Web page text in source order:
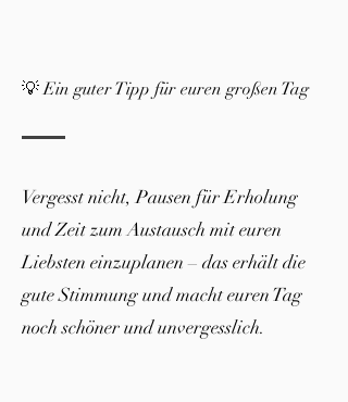
💡 Ein guter Tipp für euren großen Tag
Vergesst nicht, Pausen für Erholung
und Zeit zum Austausch mit euren
Liebsten einzuplanen – das erhält die
gute Stimmung und macht euren Tag
noch schöner und unvergesslich.